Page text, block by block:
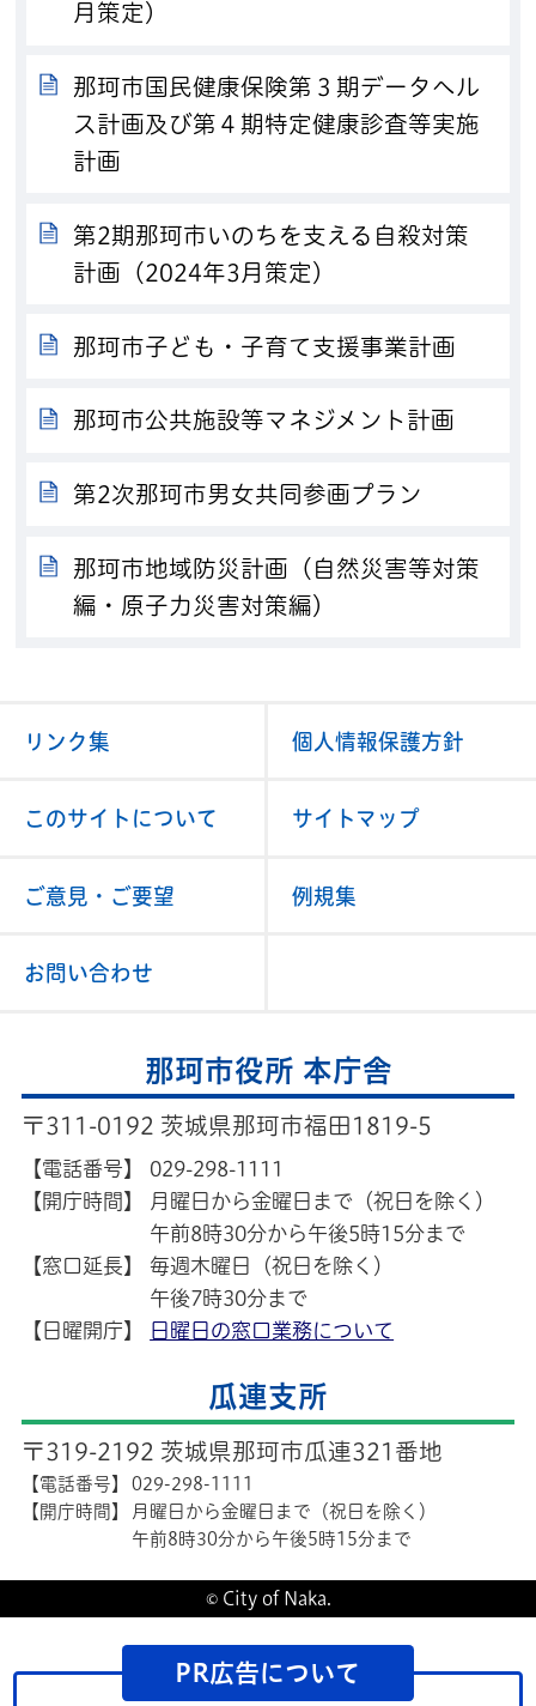
月策定）
那珂市国民健康保険第３期データヘル
ス計画及び第４期特定健康診査等実施
計画
第2期那珂市いのちを支える自殺対策
計画（2024年3月策定）
那珂市子ども・子育て支援事業計画
那珂市公共施設等マネジメント計画
第2次那珂市男女共同参画プラン
那珂市地域防災計画（自然災害等対策
編・原子力災害対策編）
リンク集 個人情報保護方針
このサイトについて サイトマップ
ご意見・ご要望 例規集
お問い合わせ
那珂市役所 本庁舎
〒311-0192 茨城県那珂市福田1819-5
【電話番号】
029-298-1111
【開庁時間】
月曜日から金曜日まで（祝日を除く）
午前8時30分から午後5時15分まで
【窓口延長】
毎週木曜日（祝日を除く）
午後7時30分まで
【日曜開庁】
日曜日の窓口業務について
瓜連支所
〒319-2192 茨城県那珂市瓜連321番地
【電話番号】
029-298-1111
【開庁時間】
月曜日から金曜日まで（祝日を除く）
午前8時30分から午後5時15分まで
© City of Naka.
PR広告について